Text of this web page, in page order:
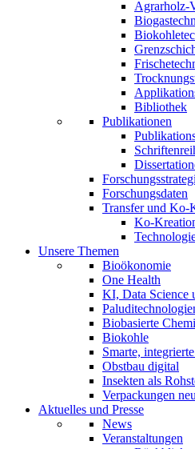
Agrarholz-
Bibliothek
Publikationen
Forschungsdaten
Transfer und Ko-
Ko-
Unsere Themen
Bioökonomie
One Health
KI, Data Science
Biobasierte
Biokohle
Smarte,
Obstbau digital
Insekten als
Verpackungen
Aktuelles und Presse
News
Veranstaltungen